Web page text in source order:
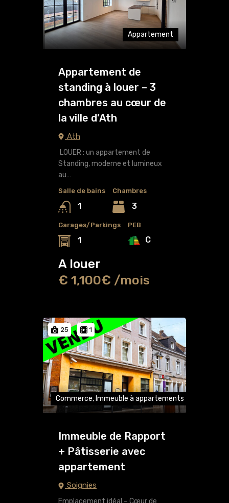
Appartement
Appartement de
standing à louer – 3
chambres au cœur de
la ville d’Ath
Ath
LOUER : un appartement de
Standing, moderne et lumineux
au…
Salle de bains
1
Chambres
3
Garages/Parkings
1
PEB
C
A louer
€ 1,100€ /mois
25 1
Commerce, Immeuble à appartements
Immeuble de Rapport
+ Pâtisserie avec
appartement
Soignies
Emplacement idéal – Cœur de